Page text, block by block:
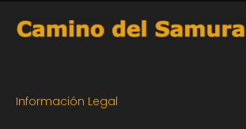
Información Legal